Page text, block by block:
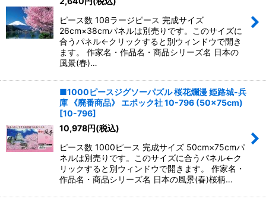
ピース数 108ラージピース 完成サイズ
26cm×38cmパネルは別売りです。このサイズに
合うパネル←クリックすると別ウィンドウで開き
ます。 作家名・作品名・商品シリーズ名 日本の
風景(春)…
■1000ピースジグソーパズル 桜花爛漫 姫路城-兵
庫 《廃番商品》 エポック社 10-796 (50×75cm)
[10-796]
10,978円(税込)
ピース数 1000ピース 完成サイズ 50cm×75cmパ
ネルは別売りです。このサイズに合うパネル←ク
リックすると別ウィンドウで開きます。 作家名・
作品名・商品シリーズ名 日本の風景(春)桜柄…